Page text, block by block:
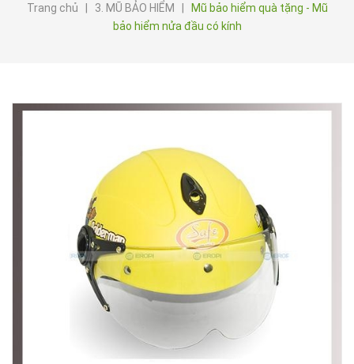
Trang chủ 3. MŨ BẢO HIỂM
Mũ bảo hiểm quà tặng - Mũ
bảo hiểm nửa đầu có kính